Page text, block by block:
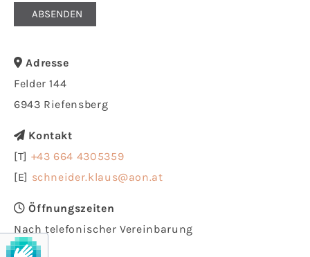
 Adresse
Felder 144
6943 Riefensberg
 Kontakt
[T] +43 664 4305359
[E] schneider.klaus@aon.at
 Öffnungszeiten
Nach telefonischer Vereinbarung